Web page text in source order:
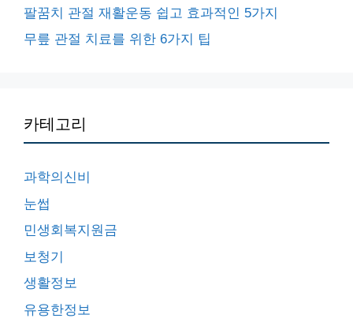
팔꿈치 관절 재활운동 쉽고 효과적인 5가지
무릎 관절 치료를 위한 6가지 팁
카테고리
과학의신비
눈썹
민생회복지원금
보청기
생활정보
유용한정보